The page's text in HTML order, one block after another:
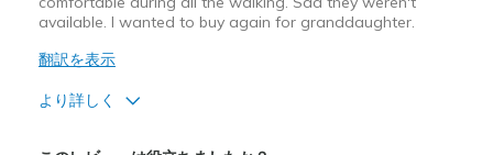
available. I wanted to buy again for granddaughter.
翻訳を表示
より詳しく